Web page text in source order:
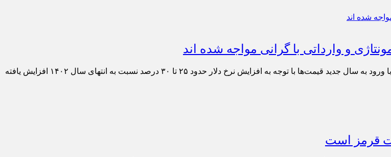
اسد کرمی، رئیس اتحادیه صنف دارندگان نمایشگاه‌ها و فروشندگان خودروی تهران گفت: با ورود به سال جدید قیمت‌ها با توجه به افزایش نرخ دلار حدود ۲۵ تا ۳۰ درصد نسبت به انتهای سال ۱۴۰۲ افزایش یافته
قرمز است